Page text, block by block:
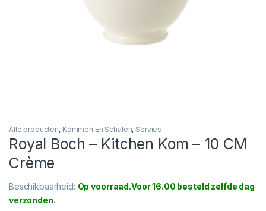
Alle producten, Kommen En Schalen, Servies
Royal Boch – Kitchen Kom – 10 CM
Crème
Beschikbaarheid: Op voorraad